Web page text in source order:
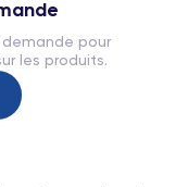
demande pour
les produits.